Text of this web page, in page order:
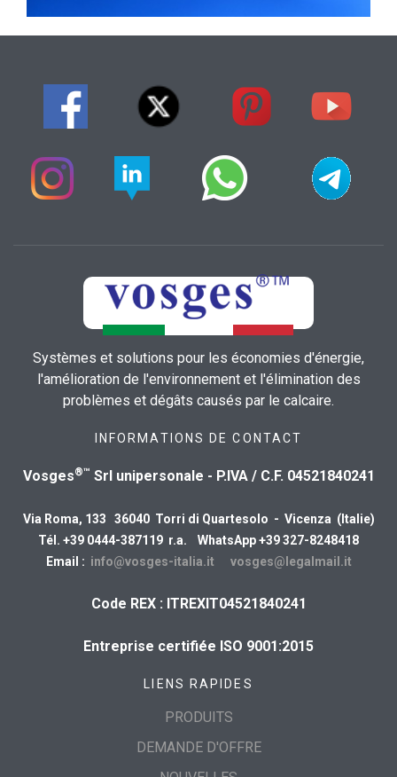
Systèmes et solutions pour les économies d'énergie,
l'amélioration de l'environnement et l'élimination des
problèmes et dégâts causés par le calcaire.
INFORMATIONS DE CONTACT
Vosges®™ Srl unipersonale - P.IVA / C.F. 04521840241
Via Roma, 133 36040 Torri di Quartesolo - Vicenza (Italie)
Tél. +39 0444-387119 r.a. WhatsApp +39 327-8248418
Email : info@vosges-italia.it vosges@legalmail.it
Code REX : ITREXIT04521840241
Entreprise certifiée ISO 9001:2015
LIENS RAPIDES
PRODUITS
DEMANDE D'OFFRE